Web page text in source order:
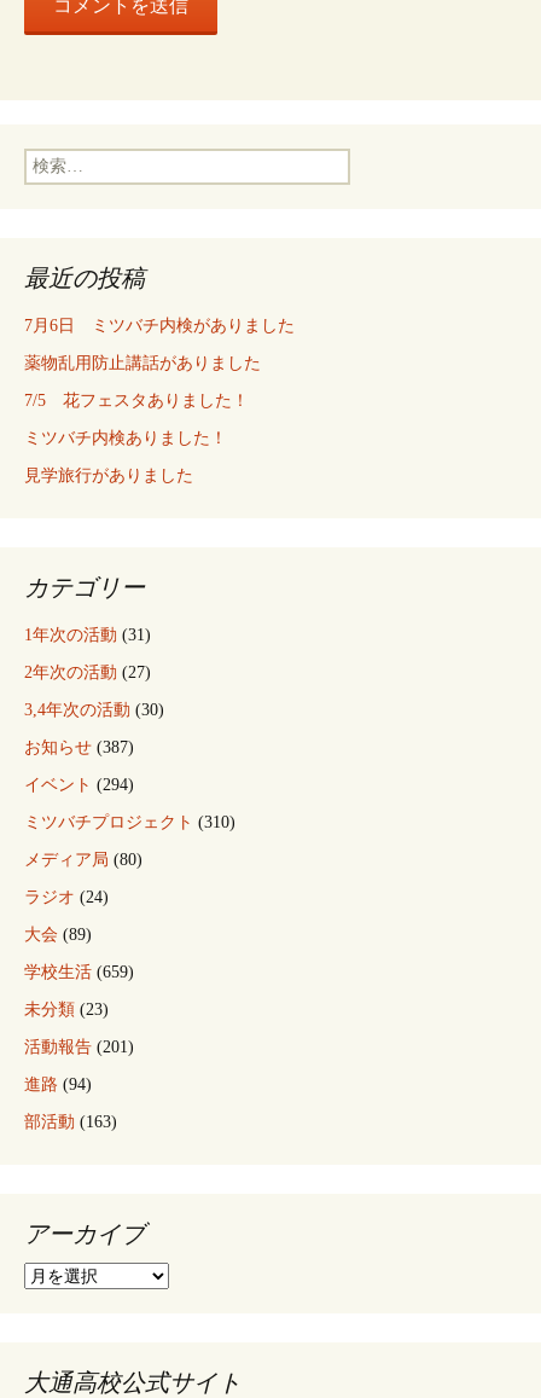
検
索:
最近の投稿
7月6日 ミツバチ内検がありました
薬物乱用防止講話がありました
7/5 花フェスタありました！
ミツバチ内検ありました！
見学旅行がありました
カテゴリー
1年次の活動 (31)
2年次の活動 (27)
3,4年次の活動 (30)
お知らせ (387)
イベント (294)
ミツバチプロジェクト (310)
メディア局 (80)
ラジオ (24)
大会 (89)
学校生活 (659)
未分類 (23)
活動報告 (201)
進路 (94)
部活動 (163)
アーカイブ
ア
ブ
大通高校公式サイト